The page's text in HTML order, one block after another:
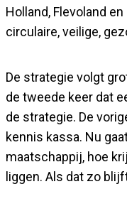
Holland, Flevoland
circulaire, veilige,
De strategie volgt
de tweede keer dat
de strategie. De
kennis kassa. Nu
maatschappij, hoe
liggen. Als dat zo